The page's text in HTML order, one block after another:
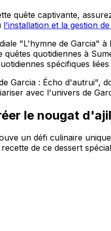
quête captivante,
l'installation et la gestion
"L'hymne de Garcia" à
quêtes quotidiennes à
spécifiques
Garcia : Écho d'autrui",
avec l'univers de
le nougat
un défi culinaire
de ce dessert